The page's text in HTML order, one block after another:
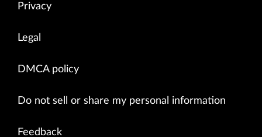
Privacy
Legal
DMCA policy
Do not sell or share my personal information
Feedback